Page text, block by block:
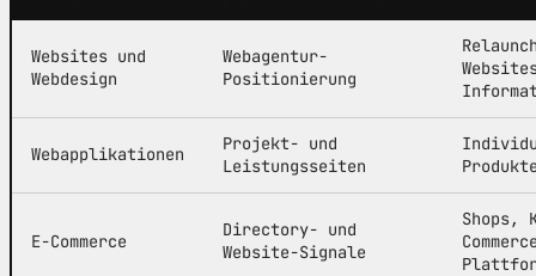
Websites und
Webdesign
Webagentur-
Positionierung
Webapplikationen
Projekt- und
Leistungsseiten
E-Commerce
Directory- und
Website-Signale
Shops,